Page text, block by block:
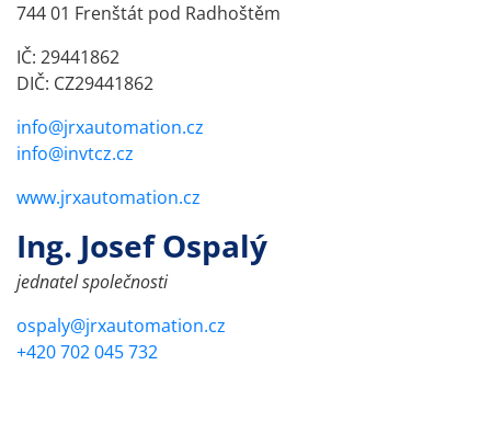
744 01 Frenštát pod Radhoštěm
IČ: 29441862
DIČ: CZ29441862
info@jrxautomation.cz
info@invtcz.cz
www.jrxautomation.cz
Ing. Josef Ospalý
jednatel společnosti
ospaly@jrxautomation.cz
+420 702 045 732